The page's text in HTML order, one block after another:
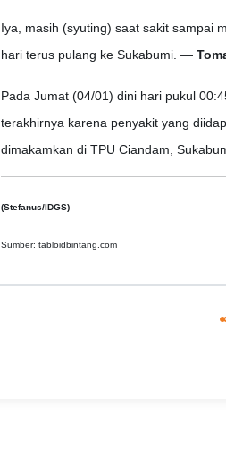
Iya, masih (syuting) saat sakit sampai
hari terus pulang ke Sukabumi. —
Pada Jumat (04/01) dini hari pukul
terakhirnya karena penyakit yang
dimakamkan di TPU Ciandam,
(Stefanus/IDGS)
Sumber: tabloidbintang.com